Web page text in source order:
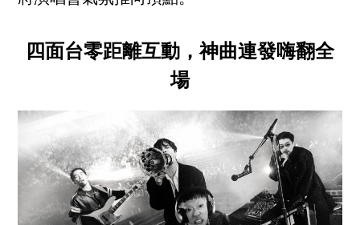
四面台零距離互動，神曲連發嗨翻全
場